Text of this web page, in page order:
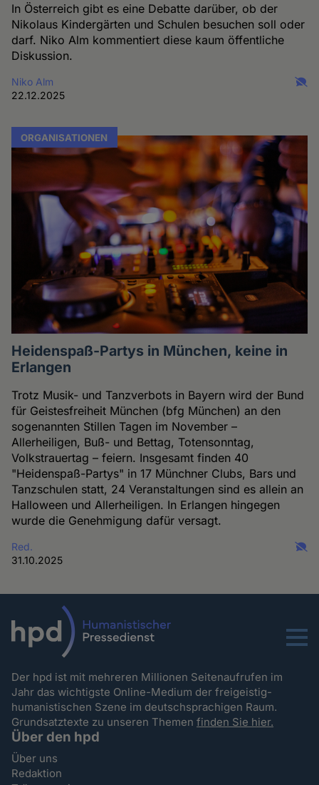
In Österreich gibt es eine Debatte darüber, ob der
Nikolaus Kindergärten und Schulen besuchen soll oder
darf. Niko Alm kommentiert diese kaum öffentliche
Diskussion.
Niko Alm
22.12.2025
ORGANISATIONEN
Heidenspaß-Partys in München, keine in
Erlangen
Trotz Musik- und Tanzverbots in Bayern wird der Bund
für Geistesfreiheit München (bfg München) an den
sogenannten Stillen Tagen im November –
Allerheiligen, Buß- und Bettag, Totensonntag,
Volkstrauertag – feiern. Insgesamt finden 40
"Heidenspaß-Partys" in 17 Münchner Clubs, Bars und
Tanzschulen statt, 24 Veranstaltungen sind es allein an
Halloween und Allerheiligen. In Erlangen hingegen
wurde die Genehmigung dafür versagt.
Red.
31.10.2025
Menu
Der hpd ist mit mehreren Millionen Seitenaufrufen im
Jahr das wichtigste Online-Medium der freigeistig-
humanistischen Szene im deutschsprachigen Raum.
Grundsatztexte zu unseren Themenfinden Sie hier.
Über den hpd
Über uns
Redaktion